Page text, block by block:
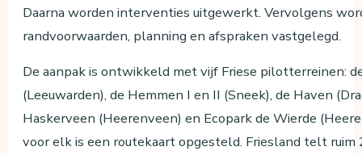
Daarna worden interventies uitgewerkt. Vervolgens
randvoorwaarden, planning en afspraken vastgelegd.
De aanpak is ontwikkeld met vijf Friese pilotterreinen:
(Leeuwarden), de Hemmen I en II (Sneek), de Haven
Haskerveen (Heerenveen) en Ecopark de Wierde
voor elk is een routekaart opgesteld. Friesland telt ruim